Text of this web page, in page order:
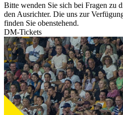
Bitte wenden Sie sich bei Fragen zu
den Ausrichter. Die uns zur
finden Sie obenstehend.
DM-Tickets